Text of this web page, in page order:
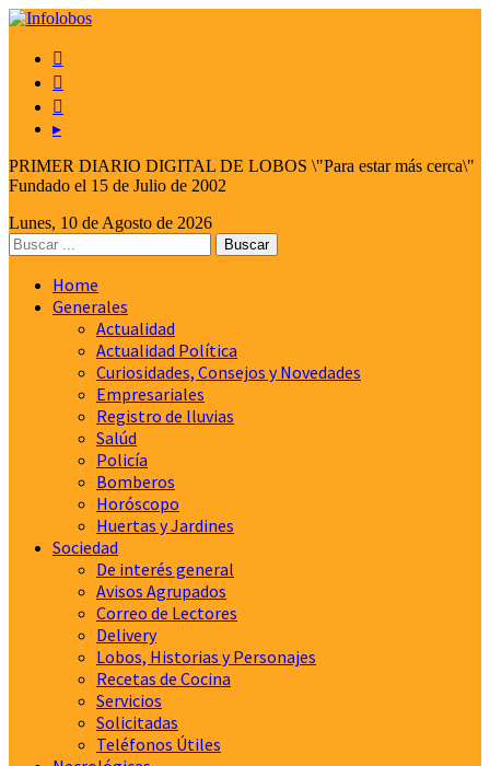



▸
PRIMER DIARIO DIGITAL DE LOBOS \"Para estar más cerca\"
Fundado el 15 de Julio de 2002
Lunes, 10 de Agosto de 2026
Home
Generales
Actualidad
Actualidad Política
Curiosidades, Consejos y Novedades
Empresariales
Registro de lluvias
Salúd
Policía
Bomberos
Horóscopo
Huertas y Jardines
Sociedad
De interés general
Avisos Agrupados
Correo de Lectores
Delivery
Lobos, Historias y Personajes
Recetas de Cocina
Servicios
Solicitadas
Teléfonos Útiles